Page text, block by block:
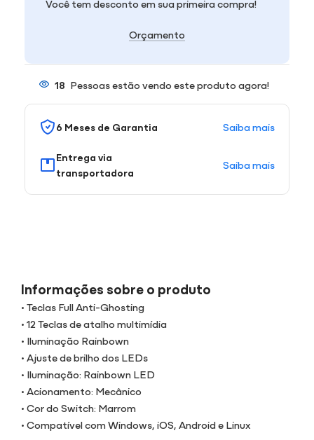
Você tem desconto em sua primeira compra!
Orçamento
18 Pessoas estão vendo este produto agora!
6 Meses de Garantia Saiba mais
Entrega via
transportadora
Saiba mais
Informações sobre o produto
• Teclas Full Anti-Ghosting
• 12 Teclas de atalho multimídia
• Iluminação Rainbown
• Ajuste de brilho dos LEDs
• Iluminação: Rainbown LED
• Acionamento: Mecânico
• Cor do Switch: Marrom
• Compatível com Windows, iOS, Android e Linux